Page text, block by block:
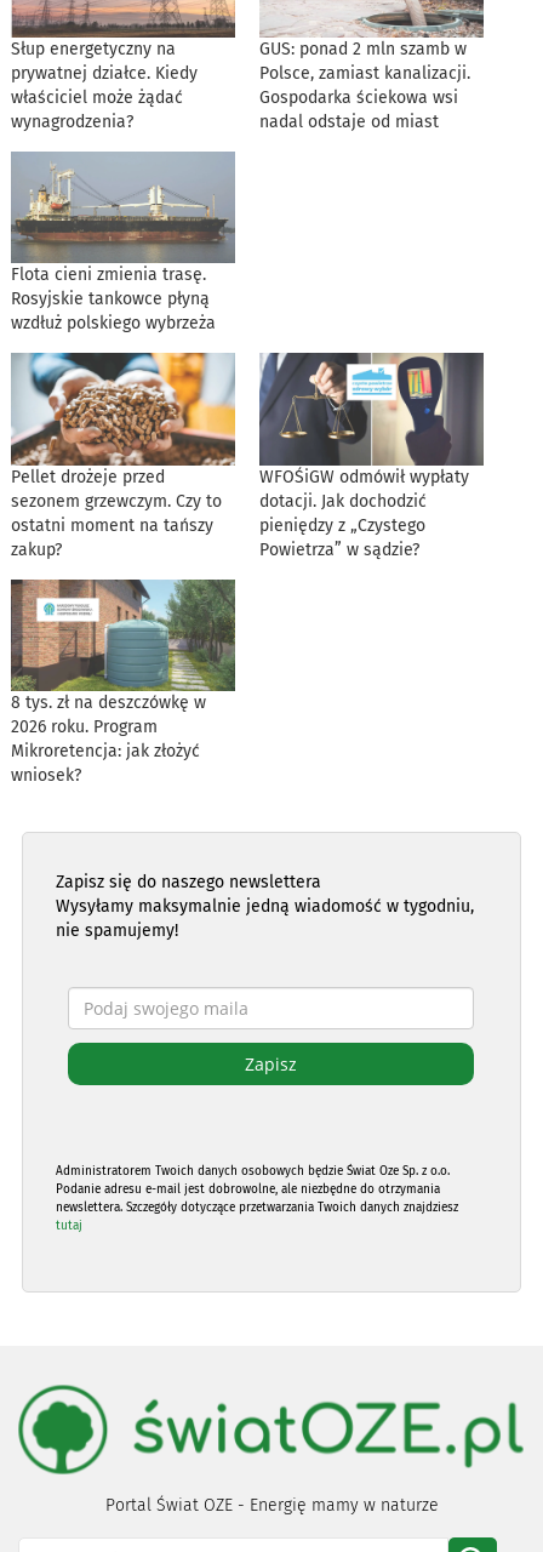
Słup energetyczny na
prywatnej działce. Kiedy
właściciel może żądać
wynagrodzenia?
GUS: ponad 2 mln szamb w
Polsce, zamiast kanalizacji.
Gospodarka ściekowa wsi
nadal odstaje od miast
Flota cieni zmienia trasę.
Rosyjskie tankowce płyną
wzdłuż polskiego wybrzeża
Pellet drożeje przed
sezonem grzewczym. Czy to
ostatni moment na tańszy
zakup?
WFOŚiGW odmówił wypłaty
dotacji. Jak dochodzić
pieniędzy z „Czystego
Powietrza” w sądzie?
8 tys. zł na deszczówkę w
2026 roku. Program
Mikroretencja: jak złożyć
wniosek?
Zapisz się do naszego newslettera
Wysyłamy maksymalnie jedną wiadomość w tygodniu,
nie spamujemy!
Administratorem Twoich danych osobowych będzie Świat Oze Sp. z o.o.
Podanie adresu e-mail jest dobrowolne, ale niezbędne do otrzymania
newslettera. Szczegóły dotyczące przetwarzania Twoich danych znajdziesz
tutaj
Portal Świat OZE - Energię mamy w naturze